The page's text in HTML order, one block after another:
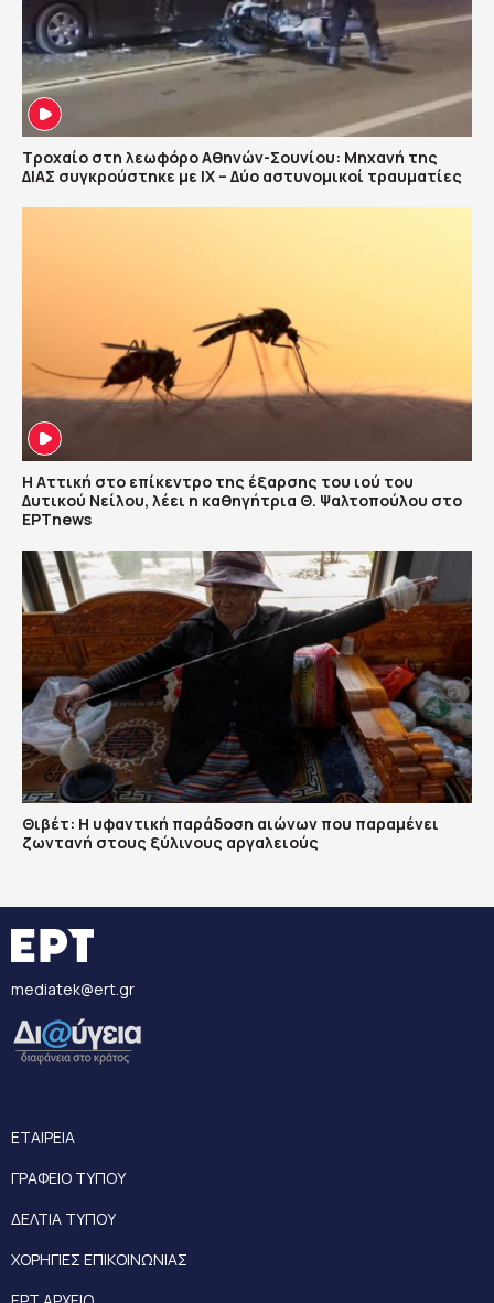
Τροχαίο στη λεωφόρο Αθηνών-Σουνίου: Μηχανή της
ΔΙΑΣ συγκρούστηκε με ΙΧ – Δύο αστυνομικοί τραυματίες
Η Αττική στο επίκεντρο της έξαρσης του ιού του
Δυτικού Νείλου, λέει η καθηγήτρια Θ. Ψαλτοπούλου στο
ΕΡΤnews
Θιβέτ: Η υφαντική παράδοση αιώνων που παραμένει
ζωντανή στους ξύλινους αργαλειούς
mediatek@ert.gr
ΕΤΑΙΡΕΙΑ
ΓΡΑΦΕΙΟ ΤΥΠΟΥ
ΔΕΛΤΙΑ ΤΥΠΟΥ
ΧΟΡΗΓΙΕΣ ΕΠΙΚΟΙΝΩΝΙΑΣ